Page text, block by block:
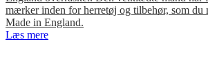
mærker inden for herretøj og tilbehør, som du
Made in England.
Læs mere